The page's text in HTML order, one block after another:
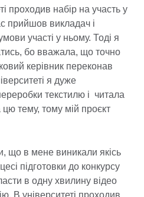
проходив набір на участь у
прийшов викладач і
участі у ньому. Тоді я
бо вважала, що точно
керівник переконав
я дуже
текстилю і читала
цю тему, тому мій проєкт
що в мене виникали якісь
підготовки до конкурсу
в одну хвилину відео